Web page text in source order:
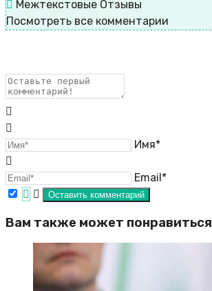
Межтекстовые Отзывы
Посмотреть все комментарии
Имя*
Email*
Вам также может понравиться